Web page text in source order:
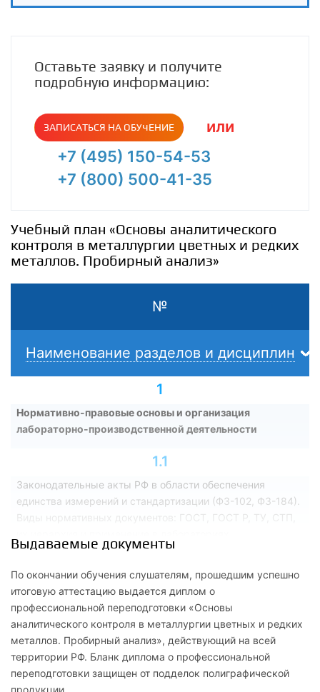
Оставьте заявку и получите
подробную информацию:
ЗАПИСАТЬСЯ НА ОБУЧЕНИЕ
или
+7 (495) 150-54-53
+7 (800) 500-41-35
Учебный план «Основы аналитического
контроля в металлургии цветных и редких
металлов. Пробирный анализ»
№
Наименование разделов и дисциплин
1
Нормативно-правовые основы и организация
лабораторно-производственной деятельности
1.1
Законодательные акты РФ в области обеспечения
единства измерений и стандартизации (ФЗ-102, ФЗ-184).
Виды нормативных документов: ГОСТ, ГОСТ Р, ТУ, СТП,
Структура и функции заводской и исследовательской
лаборатории металлургического производства. Правила
внутреннего трудового распорядка и режимные
требования на опасных производственных объектах
1.3
Выдаваемые документы
По окончании обучения слушателям, прошедшим успешно
итоговую аттестацию выдается диплом о
профессиональной переподготовки «Основы
аналитического контроля в металлургии цветных и редких
металлов. Пробирный анализ», действующий на всей
территории РФ. Бланк диплома о профессиональной
переподготовки защищен от подделок полиграфической
продукции.